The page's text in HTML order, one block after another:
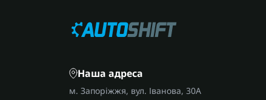
Наша адреса
м. Запоріжжя, вул. Іванова, 30А